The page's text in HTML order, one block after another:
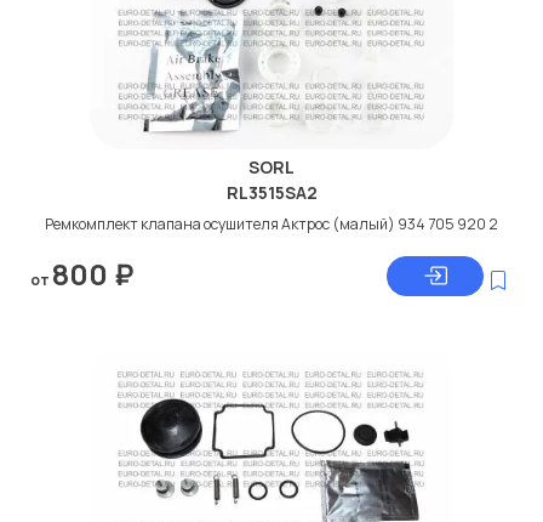
SORL
RL3515SA2
Ремкомплект клапана осушителя Актрос (малый) 934 705 920 2
от 800 ₽